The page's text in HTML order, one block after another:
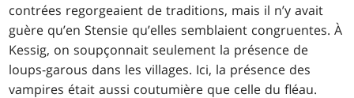
contrées regorgeaient de traditions, mais il n’y avait
guère qu’en Stensie qu’elles semblaient congruentes. À
Kessig, on soupçonnait seulement la présence de
loups-garous dans les villages. Ici, la présence des
vampires était aussi coutumière que celle du fléau.